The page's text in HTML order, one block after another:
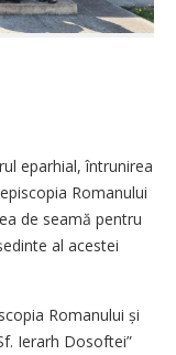
eparhial, întrunirea
Romanului
de seamă pentru
al acestei
Romanului și
Ierarh Dosoftei”